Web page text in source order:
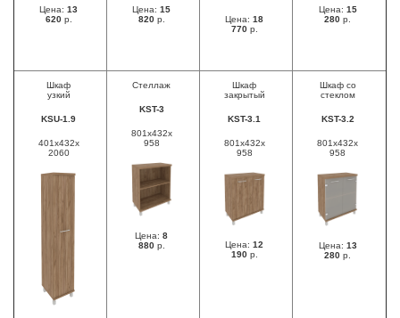
Цена: 13
620 р.
Цена: 15
820р. Цена: 18
770р.
Цена: 15
280 р.
Шкаф
узкий
KSU-1.9
401x432x
2060
Стеллаж
KST-3
801x432x
958
Цена: 8
880р.
Шкаф
закрытый
KST-3.1
801x432x
958
Цена: 12
190 р.
Шкаф со
стеклом
KST-3.2
801x432x
958
Цена: 13
280 р.